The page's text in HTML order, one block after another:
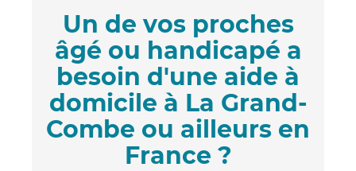
Un de vos proches
âgé ou handicapé a
besoin d'une aide à
domicile à La Grand-
Combe ou ailleurs en
France ?